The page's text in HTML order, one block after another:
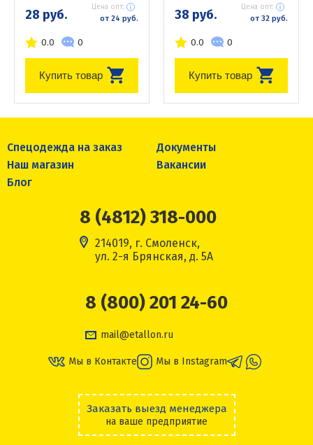
28 руб. Цена опт:
от 24 руб.
0.0 0
Купить товар
38 руб. Цена опт:
от 32 руб.
0.0 0
Купить товар
Спецодежда на заказ
Документы
Наш магазин
Вакансии
Блог
8 (4812) 318-000
214019, г. Смоленск,
ул. 2-я Брянская, д. 5А
8 (800) 201 24-60
mail@etallon.ru
Мы в Контакте Мы в Instagram
Заказать выезд менеджера
на ваше предприятие